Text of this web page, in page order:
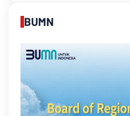
BUMN